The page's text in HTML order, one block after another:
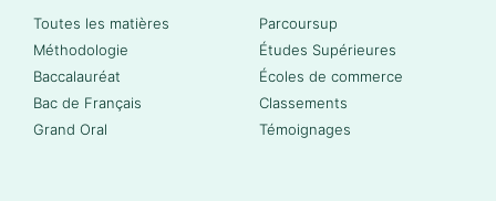
Toutes les matières
Méthodologie
Baccalauréat
Bac de Français
Grand Oral
Parcoursup
Études Supérieures
Écoles de commerce
Classements
Témoignages